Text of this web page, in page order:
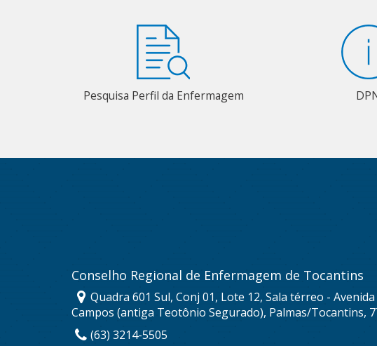
Pesquisa Perfil da Enfermagem
Conselho Regional de Enfermagem de Tocantins
Quadra 601 Sul, Conj 01, Lote 12, Sala térreo -
Campos (antiga Teotônio Segurado), Palmas/Tocantins,
(63) 3214-5505